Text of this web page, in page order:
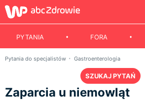
PYTANIA FORA
Pytania do specjalistów Gastroenterologia
SZUKAJ PYTAŃ
Zaparcia u niemowląt